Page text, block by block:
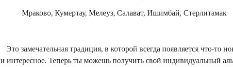
Мраково, Кумертау, Мелеуз, Салават, Ишимбай, Стерлитамак
Это замечательная традиция, в которой всегда появляется что-то
и интересное. Теперь ты можешь получить свой индивидуальный